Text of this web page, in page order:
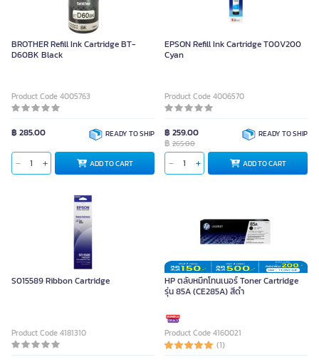
BROTHER Refill Ink Cartridge BT-
D60BK Black
Product Code 4005763
฿ 285.00 READY TO SHIP
ADD TO CART
EPSON Refill Ink Cartridge T00V200
Cyan
Product Code 4006570
฿ 259.00
฿ 265.00
READY TO SHIP
ADD TO CART
S015589 Ribbon Cartridge
Product Code 4181310
HP ตลับหมึกโทนเนอร์ Toner Cartridge
รุ่น 85A (CE285A) สีดำ
Product Code 4160021
(1)